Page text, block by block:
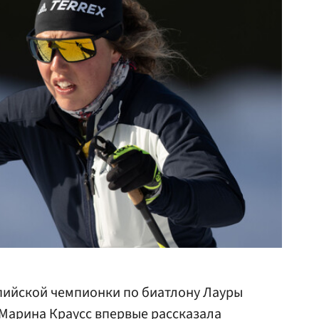
чемпионки по биатлону Лауры
Краусс впервые рассказала